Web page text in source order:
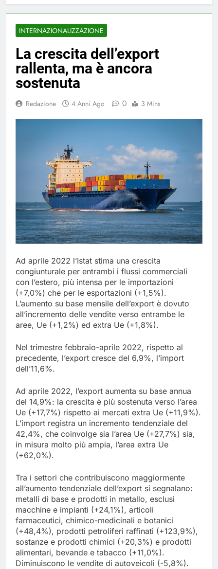
INTERNAZIONALIZZAZIONE
La crescita dell’export
rallenta, ma è ancora
sostenuta
Redazione 4 Anni Ago 0 3 Mins
Ad aprile 2022 l’Istat stima una crescita
congiunturale per entrambi i flussi commerciali
con l’estero, più intensa per le importazioni
(+7,0%) che per le esportazioni (+1,5%).
L’aumento su base mensile dell’export è dovuto
all’incremento delle vendite verso entrambe le
aree, Ue (+1,2%) ed extra Ue (+1,8%).
Nel trimestre febbraio-aprile 2022, rispetto al
precedente, l’export cresce del 6,9%, l’import
dell’11,6%.
Ad aprile 2022, l’export aumenta su base annua
del 14,9%: la crescita è più sostenuta verso l’area
Ue (+17,7%) rispetto ai mercati extra Ue (+11,9%).
L’import registra un incremento tendenziale del
42,4%, che coinvolge sia l’area Ue (+27,7%) sia,
in misura molto più ampia, l’area extra Ue
(+62,0%).
Tra i settori che contribuiscono maggiormente
all’aumento tendenziale dell’export si segnalano:
metalli di base e prodotti in metallo, esclusi
macchine e impianti (+24,1%), articoli
farmaceutici, chimico-medicinali e botanici
(+48,4%), prodotti petroliferi raffinati (+123,9%),
sostanze e prodotti chimici (+20,3%) e prodotti
alimentari, bevande e tabacco (+11,0%).
Diminuiscono le vendite di autoveicoli (-5,8%).